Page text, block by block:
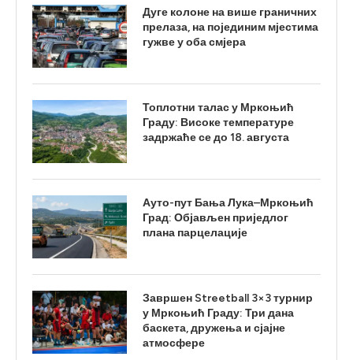
Дуге колоне на више граничних
прелаза, на појединим мјестима
гужве у оба смјера
Топлотни талас у Мркоњић
Граду: Високе температуре
задржаће се до 18. августа
Ауто-пут Бања Лука–Мркоњић
Град: Објављен приједлог
плана парцелације
Завршен Streetball 3×3 турнир
у Мркоњић Граду: Три дана
баскета, дружења и сјајне
атмосфере